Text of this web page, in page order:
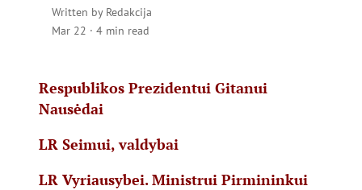
Written by Redakcija
Mar 22 · 4 min read
Respublikos Prezidentui Gitanui
Nausėdai
LR Seimui, valdybai
LR Vyriausybei. Ministrui Pirmininkui